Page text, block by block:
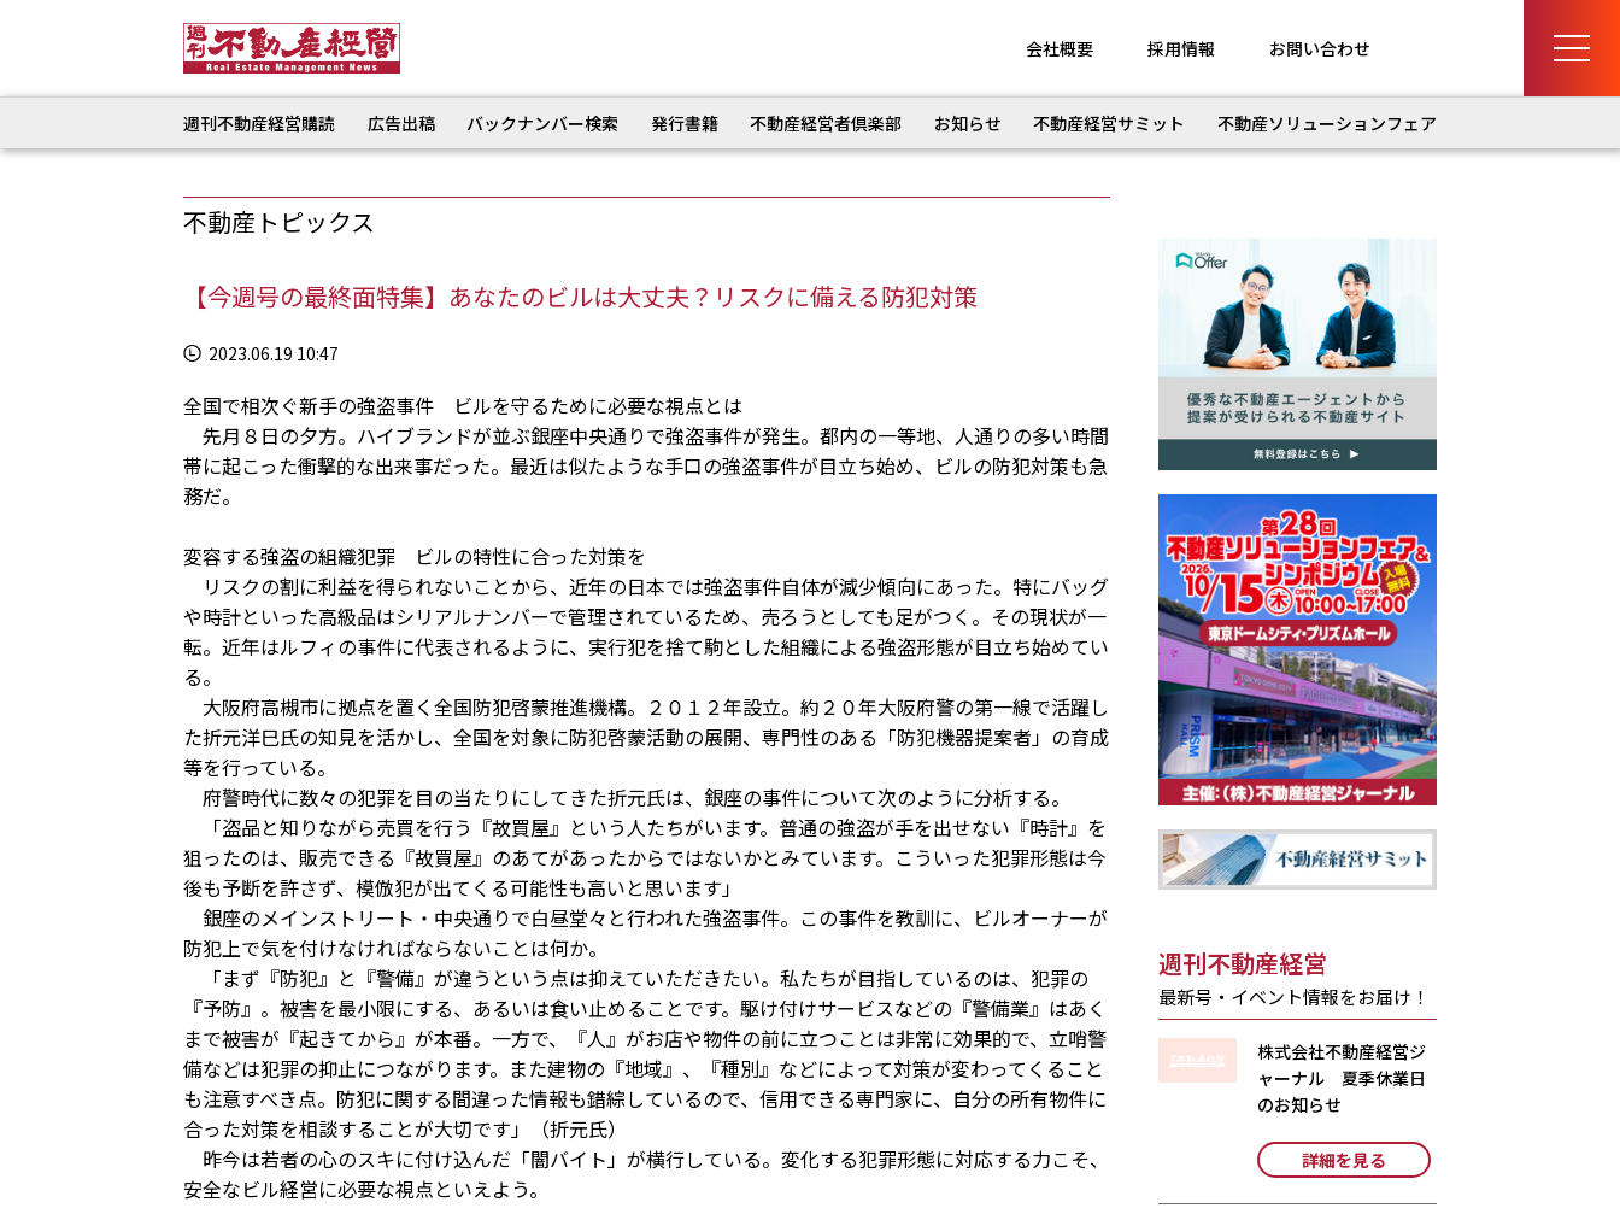
会社概要 採用情報 お問い合わせ
週刊不動産経営購読 広告出稿 バックナンバー検索 発行書籍 不動産経営者倶楽部 お知らせ 不動産経営サミット 不動産ソリューションフェア
不動産トピックス
【今週号の最終面特集】あなたのビルは大丈夫？リスクに備える防犯対策
2023.06.19 10:47
全国で相次ぐ新手の強盗事件 ビルを守るために必要な視点とは
先月８日の夕方。ハイブランドが並ぶ銀座中央通りで強盗事件が発生。都内の一等地、人通りの多い時間
帯に起こった衝撃的な出来事だった。最近は似たような手口の強盗事件が目立ち始め、ビルの防犯対策も急
務だ。
変容する強盗の組織犯罪 ビルの特性に合った対策を
リスクの割に利益を得られないことから、近年の日本では強盗事件自体が減少傾向にあった。特にバッグ
や時計といった高級品はシリアルナンバーで管理されているため、売ろうとしても足がつく。その現状が一
転。近年はルフィの事件に代表されるように、実行犯を捨て駒とした組織による強盗形態が目立ち始めてい
る。
大阪府高槻市に拠点を置く全国防犯啓蒙推進機構。２０１２年設立。約２０年大阪府警の第一線で活躍し
た折元洋巳氏の知見を活かし、全国を対象に防犯啓蒙活動の展開、専門性のある「防犯機器提案者」の育成
等を行っている。
府警時代に数々の犯罪を目の当たりにしてきた折元氏は、銀座の事件について次のように分析する。
「盗品と知りながら売買を行う『故買屋』という人たちがいます。普通の強盗が手を出せない『時計』を
狙ったのは、販売できる『故買屋』のあてがあったからではないかとみています。こういった犯罪形態は今
後も予断を許さず、模倣犯が出てくる可能性も高いと思います」
銀座のメインストリート・中央通りで白昼堂々と行われた強盗事件。この事件を教訓に、ビルオーナーが
防犯上で気を付けなければならないことは何か。
「まず『防犯』と『警備』が違うという点は抑えていただきたい。私たちが目指しているのは、犯罪の
『予防』。被害を最小限にする、あるいは食い止めることです。駆け付けサービスなどの『警備業』はあく
まで被害が『起きてから』が本番。一方で、『人』がお店や物件の前に立つことは非常に効果的で、立哨警
備などは犯罪の抑止につながります。また建物の『地域』、『種別』などによって対策が変わってくること
も注意すべき点。防犯に関する間違った情報も錯綜しているので、信用できる専門家に、自分の所有物件に
合った対策を相談することが大切です」（折元氏）
昨今は若者の心のスキに付け込んだ「闇バイト」が横行している。変化する犯罪形態に対応する力こそ、
安全なビル経営に必要な視点といえよう。
週刊不動産経営
最新号・イベント情報をお届け！
株式会社不動産経営ジ
ャーナル 夏季休業日
のお知らせ
詳細を見る